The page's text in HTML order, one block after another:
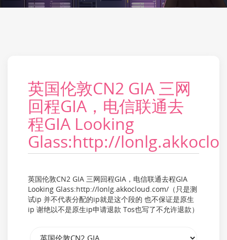
英国伦敦CN2 GIA 三网
回程GIA，电信联通去
程GIA Looking
Glass:http://
英国伦敦CN2 GIA 三网回程GIA，电信联通去程GIA
Looking Glass:http://lonlg.akkocloud.com/（只是测
试ip 并不代表分配的ip就是这个段的 也不保证是原生
ip 谢绝以不是原生ip申请退款 Tos也写了不允许退款）